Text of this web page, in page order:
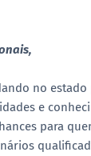
no
e
para